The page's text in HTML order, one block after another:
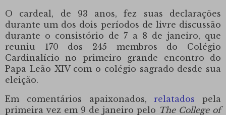
O cardeal, de 93 anos, fez suas declarações
durante um dos dois períodos de livre discussão
durante o consistório de 7 a 8 de janeiro, que
reuniu 170 dos 245 membros do Colégio
Cardinalício no primeiro grande encontro do
Papa Leão XIV com o colégio sagrado desde sua
eleição.
Em comentários apaixonados,
relatados
pela
primeira vez em 9 de janeiro pelo The College of